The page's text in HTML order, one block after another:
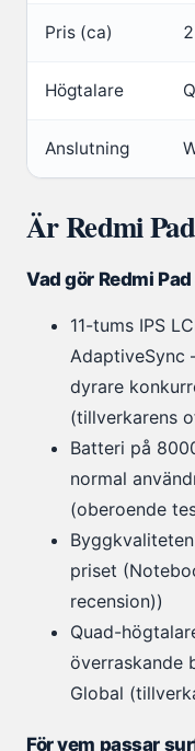
Pris (ca)
Högtalare
Anslutning
Är Redmi
Vad gör Redmi
11-tums IPS
AdaptiveSync
dyrare
(tillverkarens
Batteri på
normal
(oberoende
priset
recension))
Quad-
överraskande
Global
För vem passar